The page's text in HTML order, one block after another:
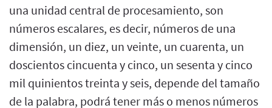
una unidad central de procesamiento, son
números escalares, es decir, números de una
dimensión, un diez, un veinte, un cuarenta, un
doscientos cincuenta y cinco, un sesenta y cinco
mil quinientos treinta y seis, depende del tamaño
de la palabra, podrá tener más o menos números